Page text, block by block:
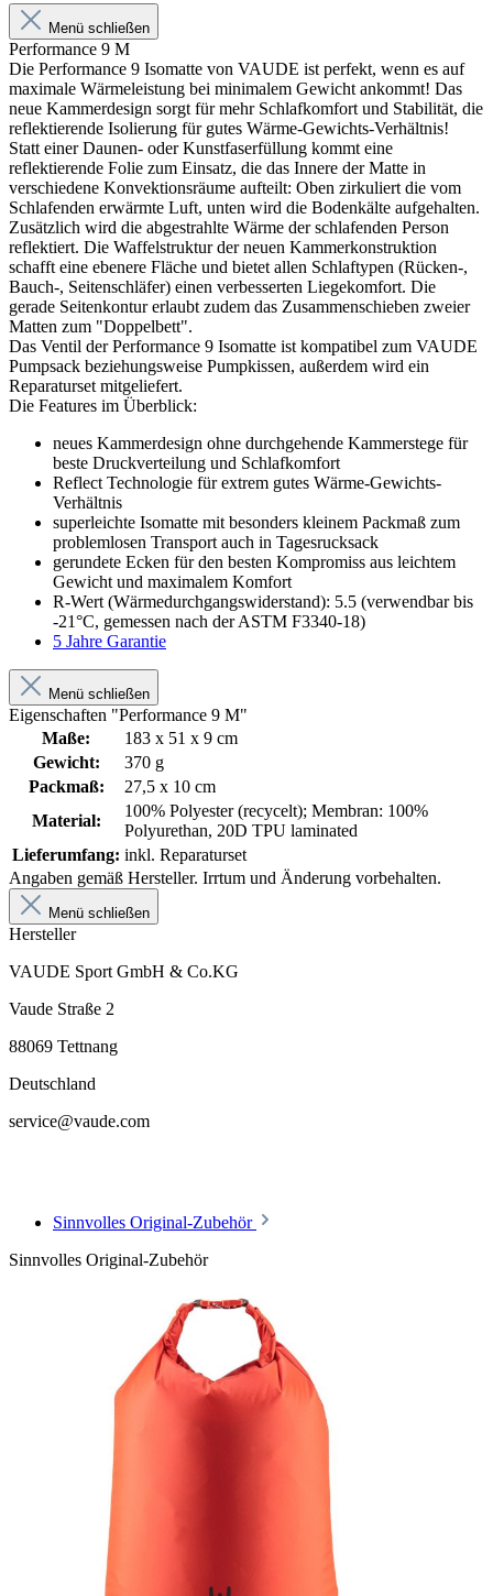
Menü schließen
Performance 9 M
Die Performance 9 Isomatte von VAUDE ist perfekt, wenn es auf
maximale Wärmeleistung bei minimalem Gewicht ankommt! Das
neue Kammerdesign sorgt für mehr Schlafkomfort und Stabilität, die
reflektierende Isolierung für gutes Wärme-Gewichts-Verhältnis!
Statt einer Daunen- oder Kunstfaserfüllung kommt eine
reflektierende Folie zum Einsatz, die das Innere der Matte in
verschiedene Konvektionsräume aufteilt: Oben zirkuliert die vom
Schlafenden erwärmte Luft, unten wird die Bodenkälte aufgehalten.
Zusätzlich wird die abgestrahlte Wärme der schlafenden Person
reflektiert. Die Waffelstruktur der neuen Kammerkonstruktion
schafft eine ebenere Fläche und bietet allen Schlaftypen (Rücken-,
Bauch-, Seitenschläfer) einen verbesserten Liegekomfort. Die
gerade Seitenkontur erlaubt zudem das Zusammenschieben zweier
Matten zum "Doppelbett".
Das Ventil der Performance 9 Isomatte ist kompatibel zum VAUDE
Pumpsack beziehungsweise Pumpkissen, außerdem wird ein
Reparaturset mitgeliefert.
Die Features im Überblick:
neues Kammerdesign ohne durchgehende Kammerstege für
beste Druckverteilung und Schlafkomfort
Reflect Technologie für extrem gutes Wärme-Gewichts-
Verhältnis
superleichte Isomatte mit besonders kleinem Packmaß zum
problemlosen Transport auch in Tagesrucksack
gerundete Ecken für den besten Kompromiss aus leichtem
Gewicht und maximalem Komfort
R-Wert (Wärmedurchgangswiderstand): 5.5 (verwendbar bis
-21°C, gemessen nach der ASTM F3340-18)
5 Jahre Garantie
Menü schließen
Eigenschaften "Performance 9 M"
Maße:
183 x 51 x 9 cm
Gewicht:
370 g
Packmaß:
27,5 x 10 cm
Material:
100% Polyester (recycelt); Membran: 100%
Polyurethan, 20D TPU laminated
Lieferumfang: inkl. Reparaturset
Angaben gemäß Hersteller. Irrtum und Änderung vorbehalten.
Menü schließen
Hersteller
VAUDE Sport GmbH & Co.KG
Vaude Straße 2
88069 Tettnang
Deutschland
service@vaude.com
Sinnvolles Original-Zubehör
Sinnvolles Original-Zubehör